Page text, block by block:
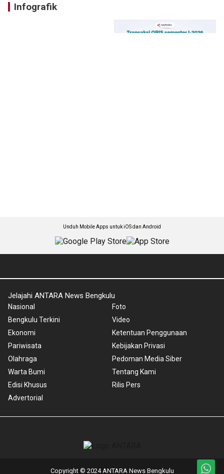
Infografik
Unduh Mobile Apps untuk iOS dan Android
Jelajahi ANTARA News Bengkulu
Nasional
Bengkulu Terkini
Ekonomi
Pariwisata
Olahraga
Warta Bumi
Edisi Khusus
Advertorial
Foto
Video
Ketentuan Penggunaan
Kebijakan Privasi
Pedoman Media Siber
Tentang Kami
Rilis Pers
Copyright © 2024 ANTARA News Bengkulu